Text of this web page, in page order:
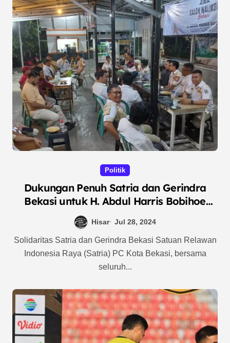
Politik
Dukungan Penuh Satria dan Gerindra
Bekasi untuk H. Abdul Harris Bobihoe
sebagai Cawalkot Bekasi 2024
Hisar Jul 28, 2024
Solidaritas Satria dan Gerindra Bekasi Satuan Relawan
Indonesia Raya (Satria) PC Kota Bekasi, bersama
seluruh...